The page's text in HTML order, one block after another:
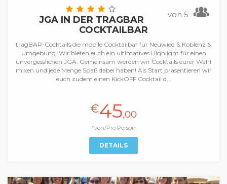
von 5
JGA IN DER TRAGBAR
COCKTAILBAR
tragBAR-Cocktails die mobile Cocktailbar für Neuwied & Koblenz &
Umgebung. Wir bieten euch ein ultimatives Highlight für einen
unvergesslichen JGA. Gemeinsam werden wir Cocktails eurer Wahl
mixen und jede Menge Spaß dabei haben! Als Start präsentieren wir
euch zudem einen KickOFF Cocktail d...
€45,00
*von/Pro Person
DETAILS